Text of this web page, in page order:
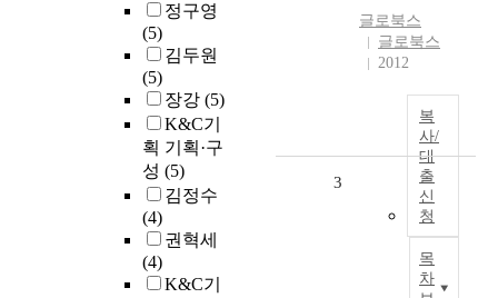
정구영
(5)
김두원
(5)
장강 (5)
K&C기
획 기획·구
성 (5)
김정수
(4)
권혁세
(4)
K&C기
글로북스
글로북스
2012
복
사/
대
출
신
청
목
차
3